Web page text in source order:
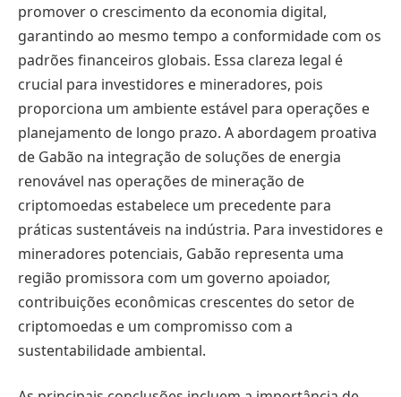
promover o crescimento da economia digital,
garantindo ao mesmo tempo a conformidade com os
padrões financeiros globais. Essa clareza legal é
crucial para investidores e mineradores, pois
proporciona um ambiente estável para operações e
planejamento de longo prazo. A abordagem proativa
de Gabão na integração de soluções de energia
renovável nas operações de mineração de
criptomoedas estabelece um precedente para
práticas sustentáveis na indústria. Para investidores e
mineradores potenciais, Gabão representa uma
região promissora com um governo apoiador,
contribuições econômicas crescentes do setor de
criptomoedas e um compromisso com a
sustentabilidade ambiental.